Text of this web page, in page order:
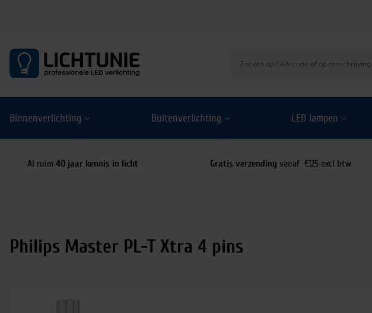
Binnenverlichting Buitenverlichting LED lampen
Al ruim 40 jaar kennis in licht Gratis verzending vanaf €125 excl btw
Philips Master PL-T Xtra 4 pins